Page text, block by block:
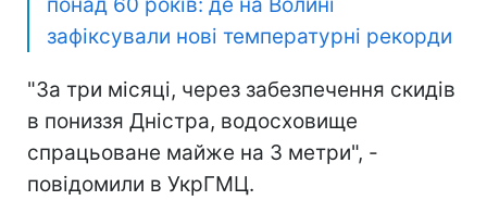
понад 60 років: де на Волині
зафіксували нові температурні рекорди
"За три місяці, через забезпечення скидів
в пониззя Дністра, водосховище
спрацьоване майже на 3 метри", -
повідомили в УкрГМЦ.